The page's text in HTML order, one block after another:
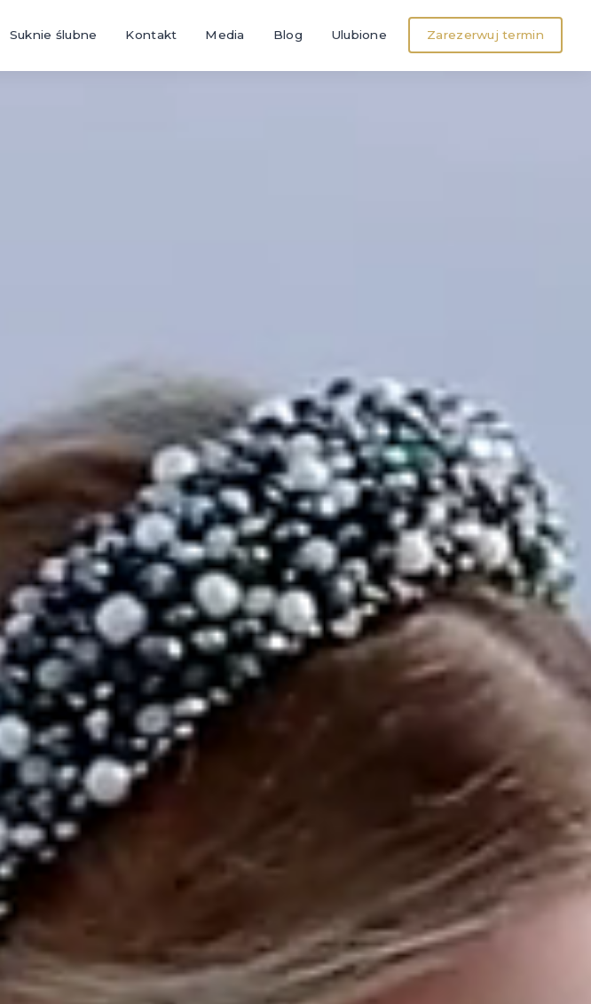
Suknie ślubne Kontakt Media Blog Ulubione Zarezerwuj termin